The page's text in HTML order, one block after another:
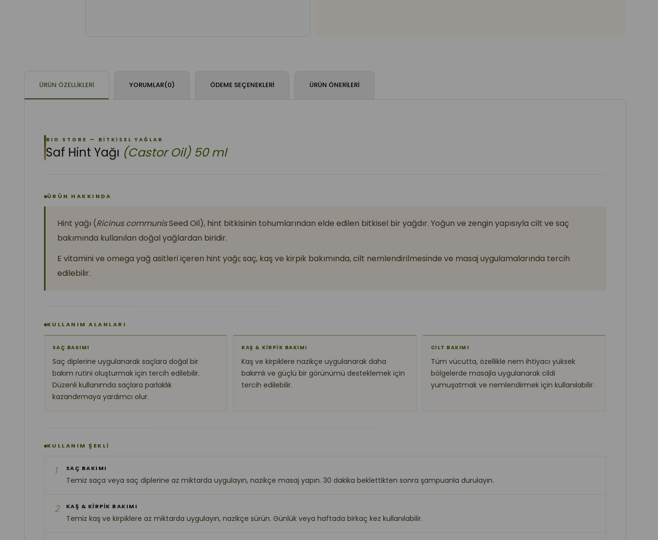
ÜRÜN ÖZELLIKLERI YORUMLAR(0) ÖDEME SEÇENEKLERI ÜRÜN ÖNERILERI
BIO STORE — BİTKİSEL YAĞLAR
Saf Hint Yağı (Castor Oil) 50 ml
ÜRÜN HAKKINDA
Hint yağı (Ricinus communisSeed Oil), hint bitkisinin tohumlarından elde edilen bitkisel bir yağdır. Yoğun ve zengin yapısıyla cilt ve saç
bakımında kullanılan doğal yağlardan biridir.
E vitamini ve omega yağ asitleri içeren hint yağı; saç, kaş ve kirpik bakımında, cilt nemlendirilmesinde ve masaj uygulamalarında tercih
edilebilir.
KULLANIM ALANLARI
SAÇ BAKIMI
Saç diplerine uygulanarak saçlara doğal bir
bakım rutini oluşturmak için tercih edilebilir.
Düzenli kullanımda saçlara parlaklık
kazandırmaya yardımcı olur.
KAŞ & KİRPİK BAKIMI
Kaş ve kirpiklere nazikçe uygulanarak daha
bakımlı ve güçlü bir görünümü desteklemek için
tercih edilebilir.
CİLT BAKIMI
Tüm vücutta, özellikle nem ihtiyacı yüksek
bölgelerde masajla uygulanarak cildi
yumuşatmak ve nemlendirmek için kullanılabilir.
KULLANIM ŞEKLİ
1 SAÇ BAKIMI
Temiz saça veya saç diplerine az miktarda uygulayın, nazikçe masaj yapın. 30 dakika beklettikten sonra şampuanla durulayın.
2 KAŞ & KİRPİK BAKIMI
Temiz kaş ve kirpiklere az miktarda uygulayın, nazikçe sürün. Günlük veya haftada birkaç kez kullanılabilir.